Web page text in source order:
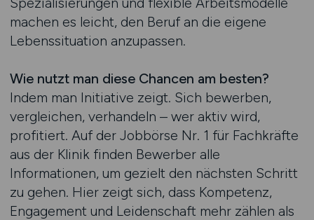
machen es leicht, den Beruf an die eigene
Lebenssituation anzupassen.
Wie nutzt man diese Chancen am besten?
Indem man Initiative zeigt. Sich bewerben,
vergleichen, verhandeln – wer aktiv wird,
profitiert. Auf der Jobbörse Nr. 1 für Fachkräfte
aus der Klinik finden Bewerber alle
Informationen, um gezielt den nächsten Schritt
zu gehen. Hier zeigt sich, dass Kompetenz,
Engagement und Leidenschaft mehr zählen als